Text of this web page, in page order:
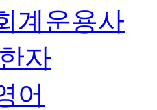
계운용사
자
어